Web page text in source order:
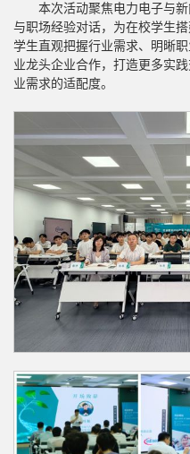
本次活动聚焦电力电子与
与职场经验对话，为在校学生
学生直观把握行业需求、明晰
业龙头企业合作，打造更多实
业需求的适配度。